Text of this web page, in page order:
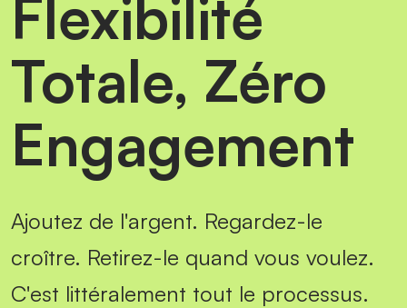
Flexibilité
Totale, Zéro
Engagement
Ajoutez de l'argent. Regardez-le
croître. Retirez-le quand vous voulez.
C'est littéralement tout le processus.